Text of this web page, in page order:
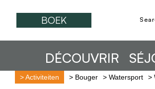
BOEK
DÉCOUVRIR
>Activiteiten > Bouger > Watersport >